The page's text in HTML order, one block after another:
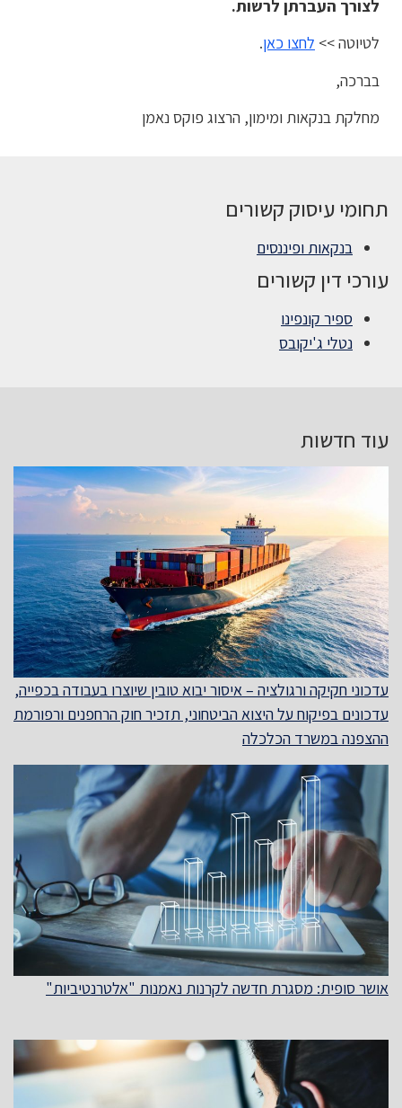
לצורך העברתן לרשות.
לטיוטה >> לחצו כאן.
בברכה,
מחלקת בנקאות ומימון, הרצוג פוקס נאמן
תחומי עיסוק קשורים
בנקאות ופיננסים
עורכי דין קשורים
ספיר קונפינו
נטלי ג'יקובס
עוד חדשות
עדכוני חקיקה ורגולציה – איסור יבוא טובין שיוצרו בעבודה בכפייה,
עדכונים בפיקוח על היצוא הביטחוני, תזכיר חוק הרחפנים ורפורמת
ההצפנה במשרד הכלכלה
אושר סופית: מסגרת חדשה לקרנות נאמנות "אלטרנטיביות"